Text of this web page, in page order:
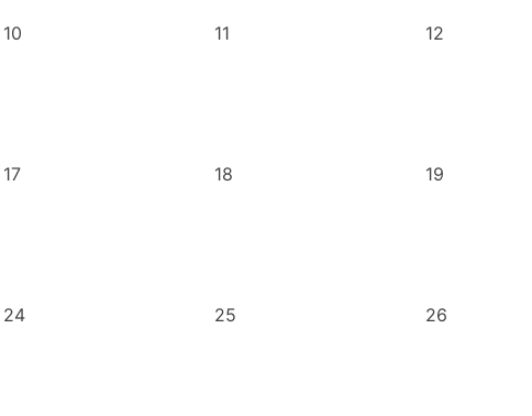
10 11 12
17 18 19
24 25 26